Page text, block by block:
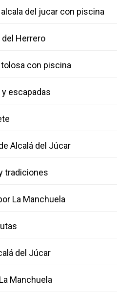
del jucar con piscina
Herrero
con piscina
escapadas
Alcalá del Júcar
tradiciones
La Manchuela
del Júcar
Manchuela